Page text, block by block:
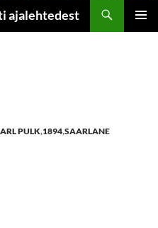
ajalehtedest
PULK,1894,SAARLANE